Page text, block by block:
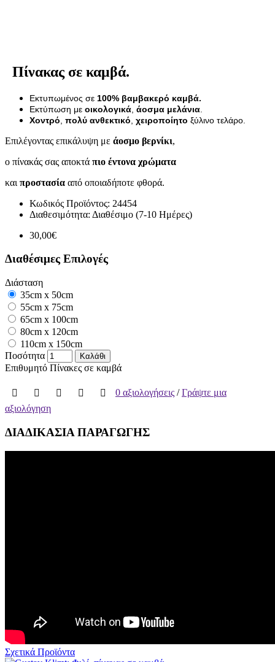
Πίνακας σε καμβά.
Εκτυπωμένος σε 100% βαμβακερό καμβά.
Εκτύπωση με οικολογικά άοσμα μελάνια
Χοντρό πολύ ανθεκτικό χειροποίητο ξύλινο τελάρο.
Επιλέγοντας επικάλυψη με άοσμο βερνίκι,
ο πίνακάς σας αποκτά πιο έντονα χρώματα
και προστασία από οποιαδήποτε φθορά.
Κωδικός Προϊόντος: 24454
Διαθεσιμότητα: Διαθέσιμο (7-10 Ημέρες)
30,00€
Διαθέσιμες Επιλογές
Διάσταση
35cm x 50cm
55cm x 75cm
65cm x 100cm
80cm x 120cm
110cm x 150cm
Ποσότητα
Καλάθι
Επιθυμητό Πίνακες σε καμβά
0 αξιολογήσεις /Γράψτε μια
αξιολόγηση
ΔΙΑΔΙΚΑΣΙΑ ΠΑΡΑΓΩΓΗΣ
Σχετικά Προϊόντα